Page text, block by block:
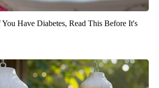
Have Diabetes, Read This Before It's